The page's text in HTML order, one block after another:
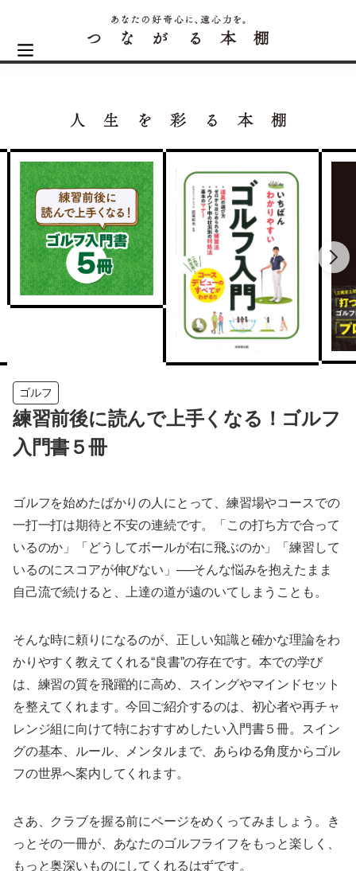
ゴルフ
練習前後に読んで上手くなる！ゴルフ
入門書５冊
ゴルフを始めたばかりの人にとって、練習場やコースでの
一打一打は期待と不安の連続です。「この打ち方で合って
いるのか」「どうしてボールが右に飛ぶのか」「練習して
いるのにスコアが伸びない」──そんな悩みを抱えたまま
自己流で続けると、上達の道が遠のいてしまうことも。
そんな時に頼りになるのが、正しい知識と確かな理論をわ
かりやすく教えてくれる“良書”の存在です。本での学び
は、練習の質を飛躍的に高め、スイングやマインドセット
を整えてくれます。今回ご紹介するのは、初心者や再チャ
レンジ組に向けて特におすすめしたい入門書５冊。スイン
グの基本、ルール、メンタルまで、あらゆる角度からゴル
フの世界へ案内してくれます。
さあ、クラブを握る前にページをめくってみましょう。き
っとその一冊が、あなたのゴルフライフをもっと楽しく、
もっと奥深いものにしてくれるはずです。